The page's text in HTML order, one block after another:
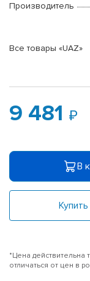
Производитель
Все товары «UAZ»
9 481
В
*Цена действительна
отличаться от цен в